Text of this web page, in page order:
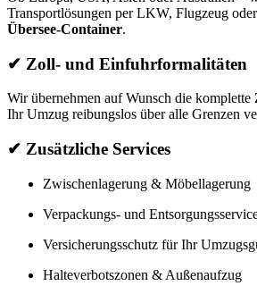
Transportlösungen per LKW, Flugzeug
Übersee‑Container.
✔ Zoll‑ und Einfuhrformalitäten
Wir übernehmen auf Wunsch die komplette
Ihr Umzug reibungslos über alle Grenzen
✔ Zusätzliche Services
Zwischenlagerung & Möbellagerung
Verpackungs‑ und
Versicherungsschutz für Ihr
Halteverbotszonen & Außenaufzug